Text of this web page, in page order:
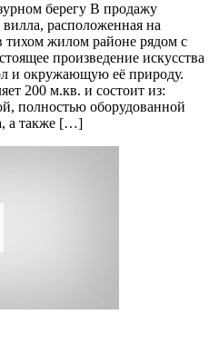
берегу В продажу
вилла, расположенная на
жилом районе рядом с
произведение искусства
и окружающую её природу.
200 м.кв. и состоит из:
полностью оборудованной
а также […]